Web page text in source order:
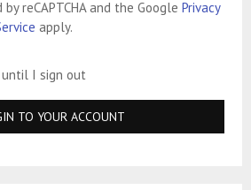
reCAPTCHA and the Google Privacy
apply.
until I sign out